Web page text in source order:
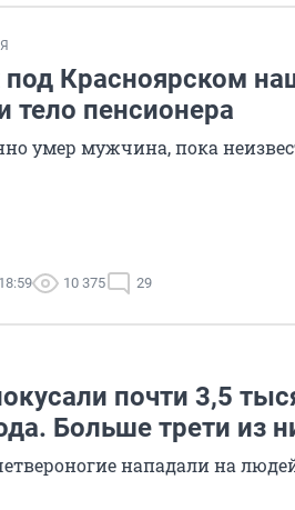
под Красноярском
тело пенсионера
умер мужчина, пока
10 375 29
почти 3,5
Больше трети из
нападали на